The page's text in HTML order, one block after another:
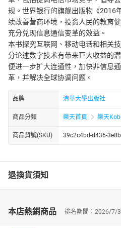
规。世界银行的旗舰出版物《2016
续改善营商环境，投资人民的教育
充分兑现信息通信变革的效益。
本书探究互联网、移动电话和相关
分论述数字技术有带来巨大收益的
便进一步扩大连通性，加快非信息
革，并解决全球协调问题。
品牌 清華大學出版社
商品分類 樂天首頁 樂天
商品貨號(SKU) 39c2c4bd-d436-
退換貨須知
本店熱銷商品 排名期間：2026/7/